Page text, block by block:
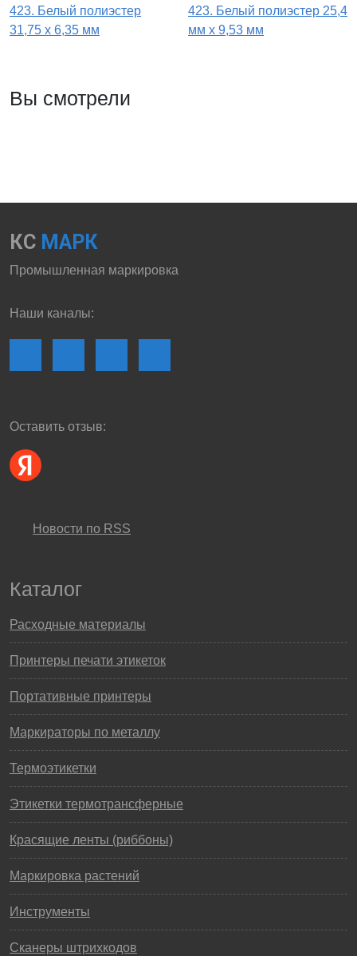
423. Белый полиэстер
31,75 х 6,35 мм
423. Белый полиэстер 25,4
мм х 9,53 мм
Вы смотрели
КС МАРК
Промышленная маркировка
Наши каналы:
Оставить отзыв:
Новости по RSS
Каталог
Расходные материалы
Принтеры печати этикеток
Портативные принтеры
Маркираторы по металлу
Термоэтикетки
Этикетки термотрансферные
Красящие ленты (риббоны)
Маркировка растений
Инструменты
Сканеры штрихкодов